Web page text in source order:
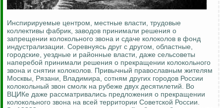
Инспирируемые центром, местные власти, трудовые
коллективы фабрик, заводов принимали решения о
запрещении колокольного звона и сдаче колоколов в фонд
индустрализации. Соревнуясь друг с другом, областные,
городские, уездные и районные власти, даже сельсоветы
наперебой принимали решения о прекращении колокольного
звона и снятии колоколов. Привычный православным жителям
Москвы, Рязани, Владимира, сотням других городов России
колокольный звон смолк на рубеже двух десятилетий. Во
ВЦИКе даже рассматривались предложения о прекращении
колокольного звона на всей территории Советской России.